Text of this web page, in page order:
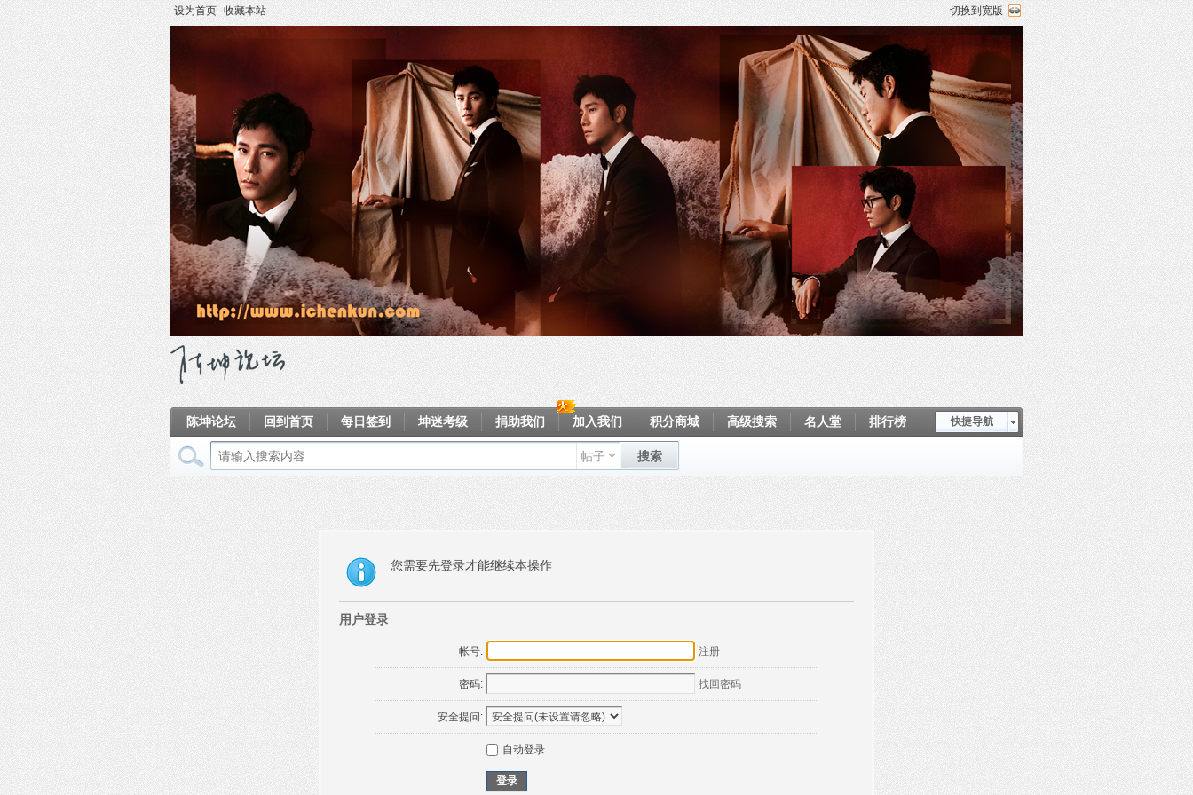
设为首页 收藏本站 切换到宽版
快捷导航
陈坤论坛 回到首页 每日签到 坤迷考级 捐助我们 加入我们 积分商城 高级搜索 名人堂
排行榜
帖子 搜索
您需要先登录才能继续本操作
用户登录
帐号: 注册
密码: 找回密码
安全提问:
自动登录
登录